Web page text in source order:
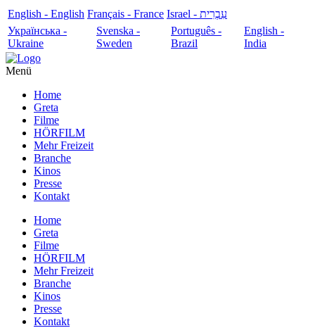
English - English Français - France
עִבְרִית - Israel
Українська -
Ukraine
Svenska -
Sweden
Português -
Brazil
English -
India
Menü
Home
Greta
Filme
HÖRFILM
Mehr Freizeit
Branche
Kinos
Presse
Kontakt
Home
Greta
Filme
HÖRFILM
Mehr Freizeit
Branche
Kinos
Presse
Kontakt